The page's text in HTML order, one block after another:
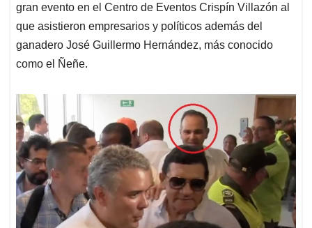
gran evento en el Centro de Eventos Crispín Villazón al
que asistieron empresarios y políticos además del
ganadero José Guillermo Hernández, más conocido
como el Ñeñe.